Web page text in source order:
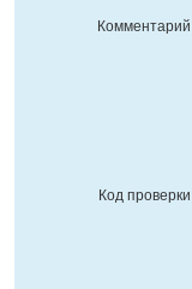
Код